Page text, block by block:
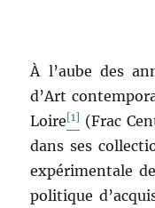
À l’aube des
d’Art
Loire[1] (Frac
dans ses
expérimentale
politique